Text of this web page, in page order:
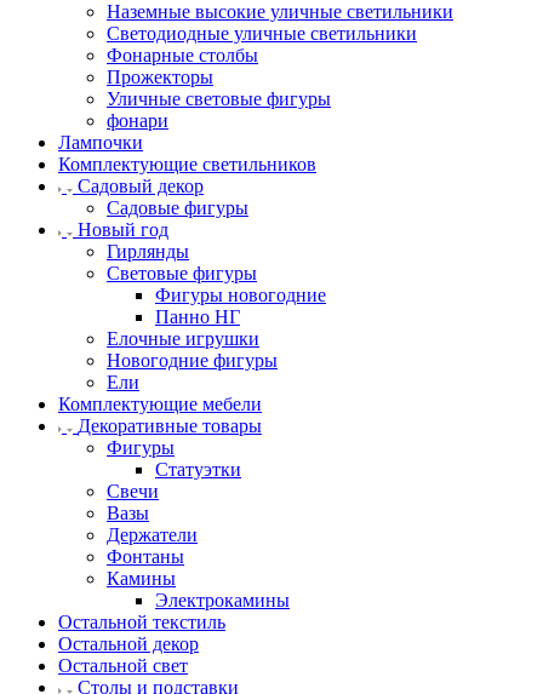
Наземные высокие уличные светильники
Светодиодные уличные светильники
Фонарные столбы
Прожекторы
Уличные световые фигуры
фонари
Лампочки
Комплектующие светильников
Садовый декор
Садовые фигуры
Новый год
Гирлянды
Световые фигуры
Фигуры новогодние
Панно НГ
Елочные игрушки
Новогодние фигуры
Ели
Комплектующие мебели
Декоративные товары
Фигуры
Статуэтки
Свечи
Вазы
Держатели
Фонтаны
Камины
Электрокамины
Остальной текстиль
Остальной декор
Остальной свет
Столы и подставки